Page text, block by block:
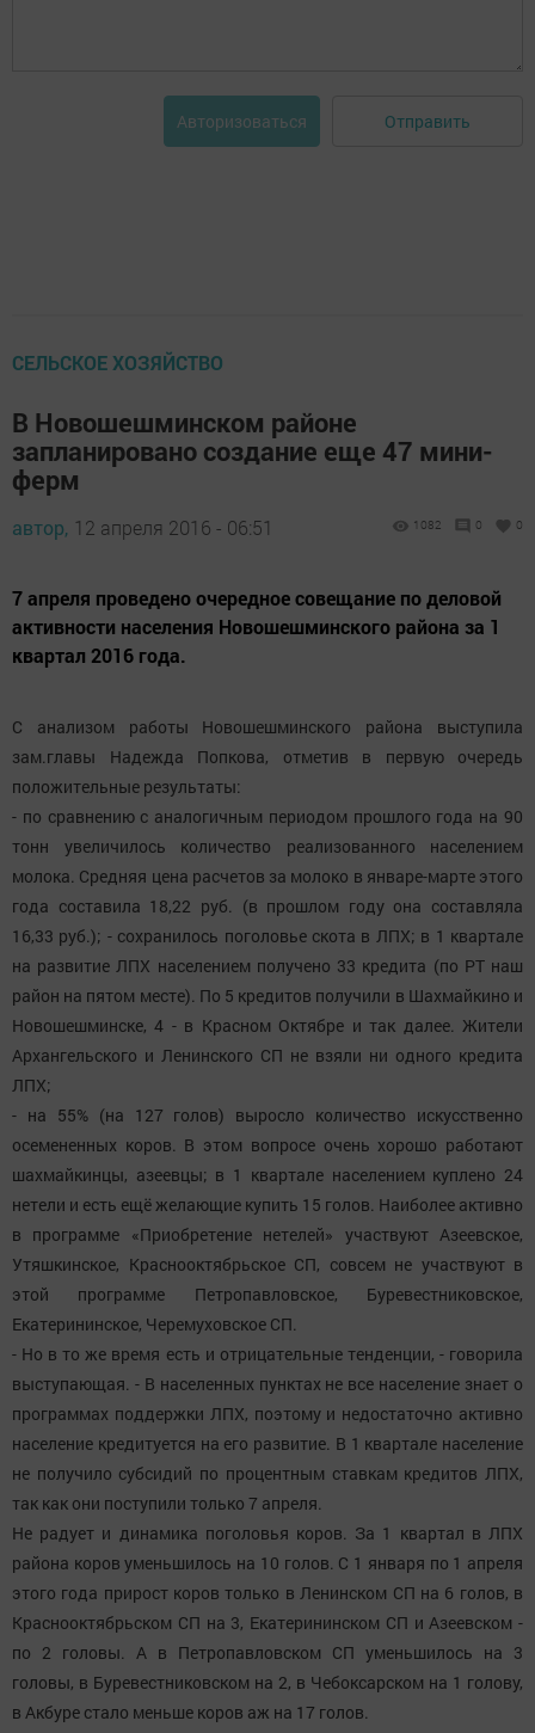
Авторизоваться Отправить
СЕЛЬСКОЕ ХОЗЯЙСТВО
В Новошешминском районе
запланировано создание еще 47 мини-
ферм
автор, 12 апреля 2016 - 06:51 1082 0 0
7 апреля проведено очередное совещание по деловой
активности населения Новошешминского района за 1
квартал 2016 года.
С анализом работы Новошешминского района выступила
зам.главы Надежда Попкова, отметив в первую очередь
положительные результаты:
- по сравнению с аналогичным периодом прошлого года на 90
тонн увеличилось количество реализованного населением
молока. Средняя цена расчетов за молоко в январе-марте этого
года составила 18,22 руб. (в прошлом году она составляла
16,33 руб.); - сохранилось поголовье скота в ЛПХ; в 1 квартале
на развитие ЛПХ населением получено 33 кредита (по РТ наш
район на пятом месте). По 5 кредитов получили в Шахмайкино и
Новошешминске, 4 - в Красном Октябре и так далее. Жители
Архангельского и Ленинского СП не взяли ни одного кредита
ЛПХ;
- на 55% (на 127 голов) выросло количество искусственно
осемененных коров. В этом вопросе очень хорошо работают
шахмайкинцы, азеевцы; в 1 квартале населением куплено 24
нетели и есть ещё желающие купить 15 голов. Наиболее активно
в программе «Приобретение нетелей» участвуют Азеевское,
Утяшкинское, Краснооктябрьское СП, совсем не участвуют в
этой программе Петропавловское, Буревестниковское,
Екатерининское, Черемуховское СП.
- Но в то же время есть и отрицательные тенденции, - говорила
выступающая. - В населенных пунктах не все население знает о
программах поддержки ЛПХ, поэтому и недостаточно активно
население кредитуется на его развитие. В 1 квартале население
не получило субсидий по процентным ставкам кредитов ЛПХ,
так как они поступили только 7 апреля.
Не радует и динамика поголовья коров. За 1 квартал в ЛПХ
района коров уменьшилось на 10 голов. С 1 января по 1 апреля
этого года прирост коров только в Ленинском СП на 6 голов, в
Краснооктябрьском СП на 3, Екатерининском СП и Азеевском -
по 2 головы. А в Петропавловском СП уменьшилось на 3
головы, в Буревестниковском на 2, в Чебоксарском на 1 голову,
в Акбуре стало меньше коров аж на 17 голов.